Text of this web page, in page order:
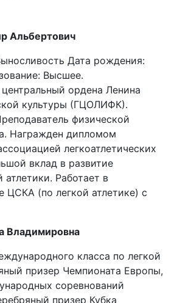
Альбертович
Дата рождения:
Высшее.
ордена Ленина
культуры (ГЦОЛИФК).
физической
Награжден дипломом
легкоатлетических
вклад в развитие
атлетики. Работает в
ЦСКА (по легкой атлетике) с
Владимировна
класса по легкой
призер Чемпионата Европы,
соревнований
призер Кубка